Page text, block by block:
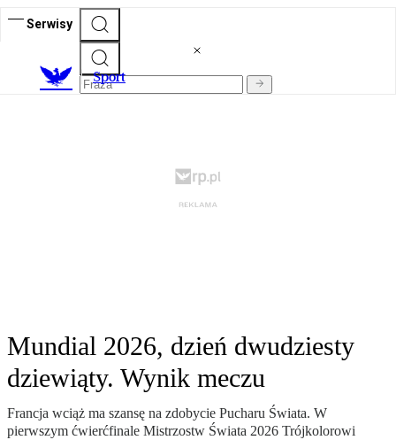
Serwisy
Sport
Mundial 2026, dzień dwudziesty
dziewiąty. Wynik meczu
Francja wciąż ma szansę na zdobycie Pucharu Świata. W
pierwszym ćwierćfinale Mistrzostw Świata 2026 Trójkolorowi